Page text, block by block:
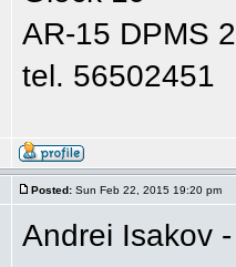
AR-15 DPMS
tel. 56502451
Posted: Sun Feb 22, 2015 19:20 pm
Andrei Isakov